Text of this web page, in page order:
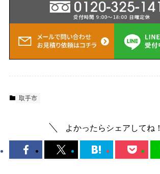
取手市
よかったらシェアしてね！